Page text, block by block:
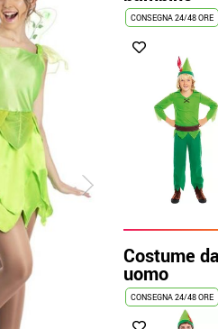
CONSEGNA 24/48 ORE
Costume
uomo
CONSEGNA 24/48 ORE